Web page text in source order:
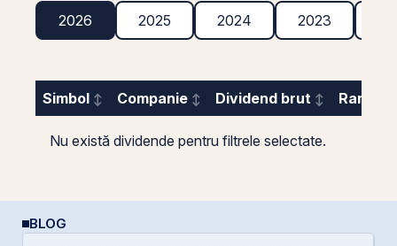
2026 2025 2024 2023
Simbol Companie Dividend brut
Nu există dividende pentru filtrele selectate.
BLOG